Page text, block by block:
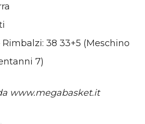
Rimbalzi: 38 33+5 (Meschino
7)
www.megabasket.it